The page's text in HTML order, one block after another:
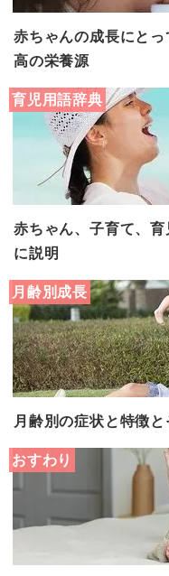
赤ちゃんの成長にと
高の栄養源
育児用語辞典
赤ちゃん、子育て、
に説明
月齢別成長
月齢別の症状と特徴
おすわり